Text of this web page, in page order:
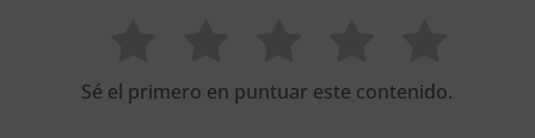
Sé el primero en puntuar este contenido.